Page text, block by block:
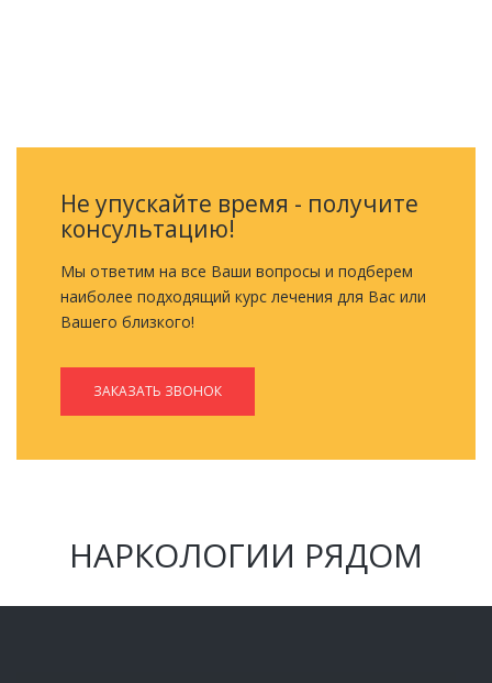
Не упускайте время - получите
консультацию!
Мы ответим на все Ваши вопросы и подберем
наиболее подходящий курс лечения для Вас или
Вашего близкого!
ЗАКАЗАТЬ ЗВОНОК
НАРКОЛОГИИ РЯДОМ